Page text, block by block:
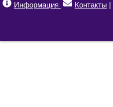
Информация Контакты |